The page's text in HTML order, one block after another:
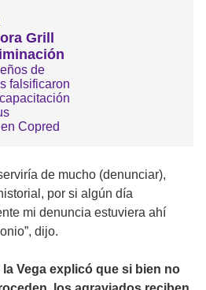
Grill
de
falsificaron
Copred
de mucho (denunciar),
por si algún día
mi denuncia estuviera ahí
dijo.
Vega explicó que si bien no